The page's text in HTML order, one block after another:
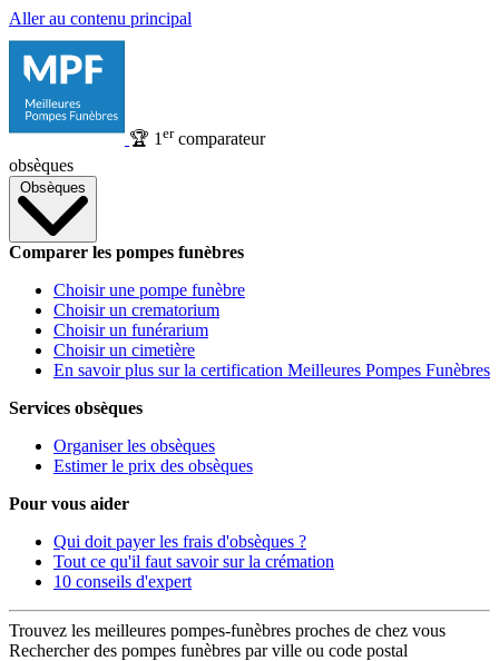
Aller au contenu principal
🏆 1 ercomparateur
obsèques
Obsèques
Comparer les pompes funèbres
Choisir une pompe funèbre
Choisir un crematorium
Choisir un funérarium
Choisir un cimetière
En savoir plus sur la certification Meilleures Pompes Funèbres
Services obsèques
Organiser les obsèques
Estimer le prix des obsèques
Pour vous aider
Qui doit payer les frais d'obsèques ?
Tout ce qu'il faut savoir sur la crémation
10 conseils d'expert
Trouvez les meilleures pompes-funèbres proches de chez vous
Rechercher des pompes funèbres par ville ou code postal